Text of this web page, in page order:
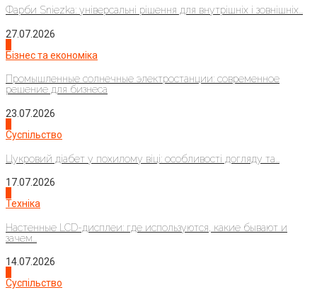
Фарби Sniezka: універсальні рішення для внутрішніх і зовнішніх...
27.07.2026
Бізнес та економіка
Промышленные солнечные электростанции: современное
решение для бизнеса
23.07.2026
Суспільство
Цукровий діабет у похилому віці: особливості догляду та...
17.07.2026
Техніка
Настенные LCD-дисплеи: где используются, какие бывают и
зачем...
14.07.2026
Суспільство